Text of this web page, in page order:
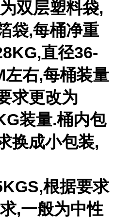
双层塑料袋,
袋,每桶净重
直径36-
右,每桶装量
求更改为
装量.桶内包
换成小包装,
根据要求
,一般为中性